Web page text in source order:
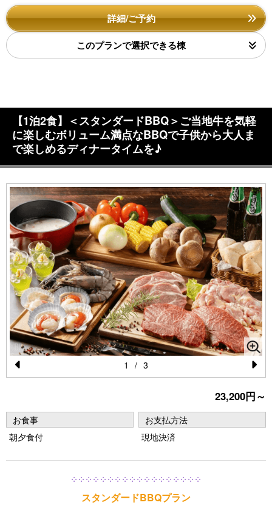
詳細/ご予約
このプランで選択できる棟
【1泊2食】＜スタンダードBBQ＞ご当地牛を気軽
に楽しむボリューム満点なBBQで子供から大人ま
で楽しめるディナータイムを♪
Pr
vi
o
N
e
xt
1 / 3
23,200円～
お食事
朝夕食付
お支払方法
現地決済
༶ ༶ ༶ ༶ ༶ ༶ ༶ ༶ ༶ ༶ ༶ ༶ ༶ ༶ ༶ ༶ ༶ ༶
スタンダードBBQプラン